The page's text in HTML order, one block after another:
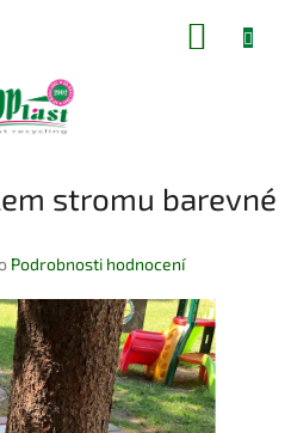
stromu barevné
Podrobnosti hodnocení